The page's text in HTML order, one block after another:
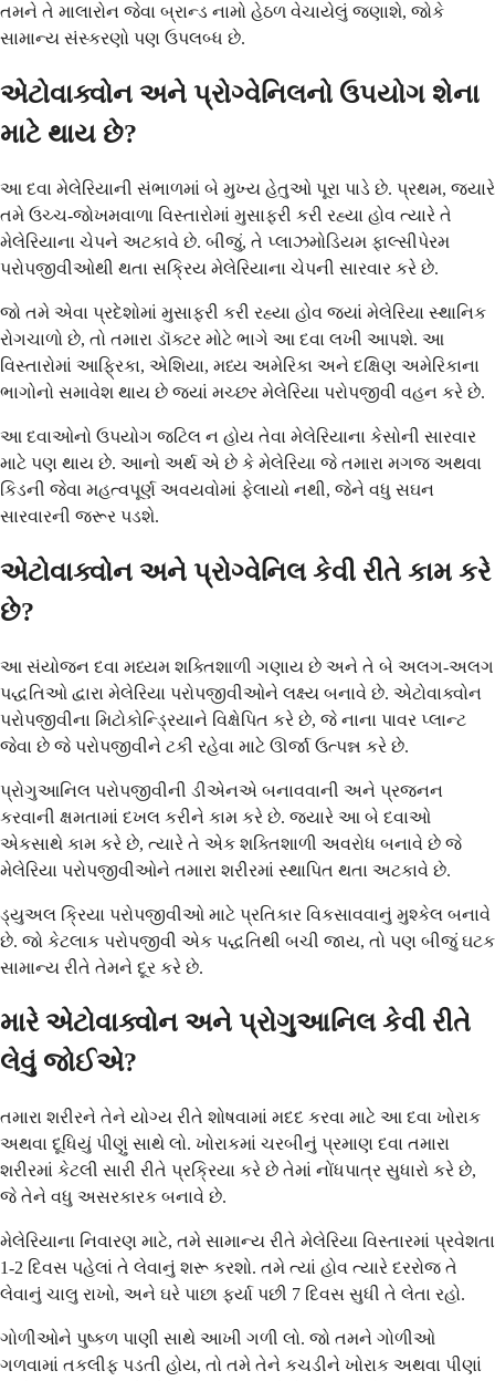
તમને તે માલારોન જેવા બ્રાન્ડ નામો હેઠળ વેચાયેલું જણાશે, જોકે
સામાન્ય સંસ્કરણો પણ ઉપલબ્ધ છે.
એટોવાક્વોન અને પ્રોગ્વેનિલનો ઉપયોગ શેના
માટે થાય છે?
આ દવા મેલેરિયાની સંભાળમાં બે મુખ્ય હેતુઓ પૂરા પાડે છે. પ્રથમ, જ્યારે
તમે ઉચ્ચ-જોખમવાળા વિસ્તારોમાં મુસાફરી કરી રહ્યા હોવ ત્યારે તે
મેલેરિયાના ચેપને અટકાવે છે. બીજું, તે પ્લાઝમોડિયમ ફાલ્સીપેરમ
પરોપજીવીઓથી થતા સક્રિય મેલેરિયાના ચેપની સારવાર કરે છે.
જો તમે એવા પ્રદેશોમાં મુસાફરી કરી રહ્યા હોવ જ્યાં મેલેરિયા સ્થાનિક
રોગચાળો છે, તો તમારા ડૉક્ટર મોટે ભાગે આ દવા લખી આપશે. આ
વિસ્તારોમાં આફ્રિકા, એશિયા, મધ્ય અમેરિકા અને દક્ષિણ અમેરિકાના
ભાગોનો સમાવેશ થાય છે જ્યાં મચ્છર મેલેરિયા પરોપજીવી વહન કરે છે.
આ દવાઓનો ઉપયોગ જટિલ ન હોય તેવા મેલેરિયાના કેસોની સારવાર
માટે પણ થાય છે. આનો અર્થ એ છે કે મેલેરિયા જે તમારા મગજ અથવા
કિડની જેવા મહત્વપૂર્ણ અવયવોમાં ફેલાયો નથી, જેને વધુ સઘન
સારવારની જરૂર પડશે.
એટોવાક્વોન અને પ્રોગ્વેનિલ કેવી રીતે કામ કરે
છે?
આ સંયોજન દવા મધ્યમ શક્તિશાળી ગણાય છે અને તે બે અલગ-અલગ
પદ્ધતિઓ દ્વારા મેલેરિયા પરોપજીવીઓને લક્ષ્ય બનાવે છે. એટોવાક્વોન
પરોપજીવીના મિટોકોન્ડ્રિયાને વિક્ષેપિત કરે છે, જે નાના પાવર પ્લાન્ટ
જેવા છે જે પરોપજીવીને ટકી રહેવા માટે ઊર્જા ઉત્પન્ન કરે છે.
પ્રોગુઆનિલ પરોપજીવીની ડીએનએ બનાવવાની અને પ્રજનન
કરવાની ક્ષમતામાં દખલ કરીને કામ કરે છે. જ્યારે આ બે દવાઓ
એકસાથે કામ કરે છે, ત્યારે તે એક શક્તિશાળી અવરોધ બનાવે છે જે
મેલેરિયા પરોપજીવીઓને તમારા શરીરમાં સ્થાપિત થતા અટકાવે છે.
ડ્યુઅલ ક્રિયા પરોપજીવીઓ માટે પ્રતિકાર વિકસાવવાનું મુશ્કેલ બનાવે
છે. જો કેટલાક પરોપજીવી એક પદ્ધતિથી બચી જાય, તો પણ બીજું ઘટક
સામાન્ય રીતે તેમને દૂર કરે છે.
મારે એટોવાક્વોન અને પ્રોગુઆનિલ કેવી રીતે
લેવું જોઈએ?
તમારા શરીરને તેને યોગ્ય રીતે શોષવામાં મદદ કરવા માટે આ દવા ખોરાક
અથવા દૂધિયું પીણું સાથે લો. ખોરાકમાં ચરબીનું પ્રમાણ દવા તમારા
શરીરમાં કેટલી સારી રીતે પ્રક્રિયા કરે છે તેમાં નોંધપાત્ર સુધારો કરે છે,
જે તેને વધુ અસરકારક બનાવે છે.
મેલેરિયાના નિવારણ માટે, તમે સામાન્ય રીતે મેલેરિયા વિસ્તારમાં પ્રવેશતા
1-2 દિવસ પહેલાં તે લેવાનું શરૂ કરશો. તમે ત્યાં હોવ ત્યારે દરરોજ તે
લેવાનું ચાલુ રાખો, અને ઘરે પાછા ફર્યા પછી 7 દિવસ સુધી તે લેતા રહો.
ગોળીઓને પુષ્કળ પાણી સાથે આખી ગળી લો. જો તમને ગોળીઓ
ગળવામાં તકલીફ પડતી હોય, તો તમે તેને કચડીને ખોરાક અથવા પીણાં